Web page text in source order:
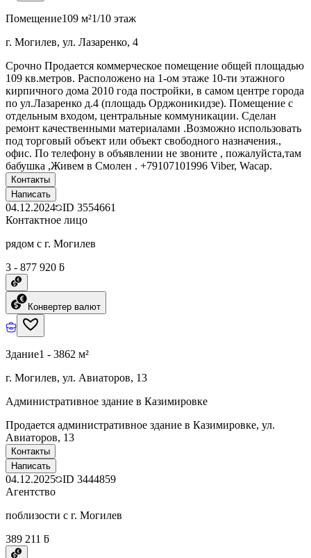
Помещение109 м²1/10 этаж
г. Могилев, ул. Лазаренко, 4
Срочно Продается коммерческое помещение общей площадью
109 кв.метров. Расположено на 1-ом этаже 10-ти этажного
кирпичного дома 2010 года постройки, в самом центре города
по ул.Лазаренко д.4 (площадь Орджоникидзе). Помещение с
отдельным входом, центральные коммуникации. Сделан
ремонт качественными материалами .Возможно использовать
под торговый объект или объект свободного назначения.,
офис. По телефону в объявлении не звоните , пожалуйста,там
бабушка ,Живем в Смолен . +79107101996 Viber, Wacap.
Контакты
Написать
04.12.2024 ID 3554661
Контактное лицо
рядом с г. Могилев
3 - 877 920 ƃ
Конвертер валют
Здание1 - 3862 м²
г. Могилев, ул. Авиаторов, 13
Административное здание в Казимировке
Продается административное здание в Казимировке, ул.
Авиаторов, 13
Контакты
Написать
04.12.2025 ID 3444859
Агентство
поблизости с г. Могилев
389 211 ƃ